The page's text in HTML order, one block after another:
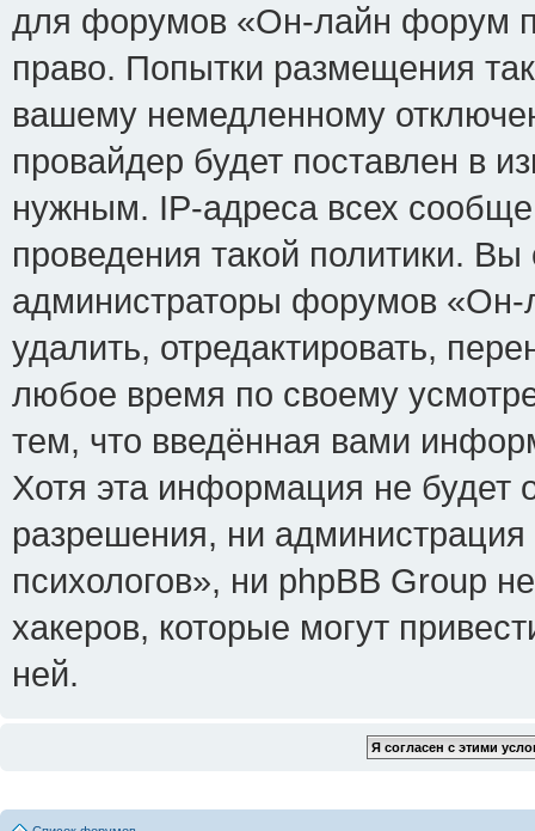
для форумов «Он-лайн форум
право. Попытки размещения
вашему немедленному
провайдер будет поставлен в
нужным. IP-адреса всех
проведения такой политики.
администраторы форумов
удалить, отредактировать,
любое время по своему
тем, что введённая вами
Хотя эта информация не будет
разрешения, ни
психологов», ни phpBB Group
хакеров, которые могут
ней.